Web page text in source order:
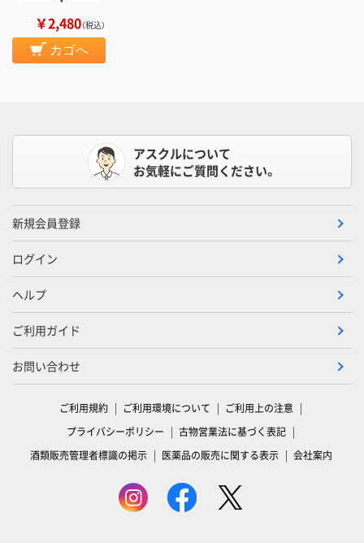
￥2,480（税込）
カゴへ
アスクルについて
お気軽にご質問ください。
新規会員登録
ログイン
ヘルプ
ご利用ガイド
お問い合わせ
ご利用規約 ご利用環境について
ご利用上の注意
プライバシーポリシー
古物営業法に基づく表記
酒類販売管理者標識の掲示
医薬品の販売に関する表示 会社案内